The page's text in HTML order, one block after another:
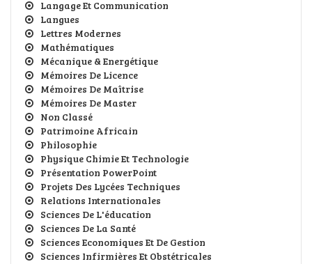
Langage Et Communication
Langues
Lettres Modernes
Mathématiques
Mécanique & Energétique
Mémoires De Licence
Mémoires De Maîtrise
Mémoires De Master
Non Classé
Patrimoine Africain
Philosophie
Physique Chimie Et Technologie
Présentation PowerPoint
Projets Des Lycées Techniques
Relations Internationales
Sciences De L'éducation
Sciences De La Santé
Sciences Economiques Et De Gestion
Sciences Infirmières Et Obstétricales